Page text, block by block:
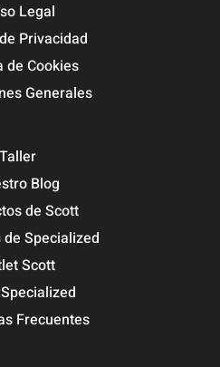
Legal
Privacidad
de Cookies
Generales
Taller
Blog
de Scott
Specialized
Scott
Frecuentes